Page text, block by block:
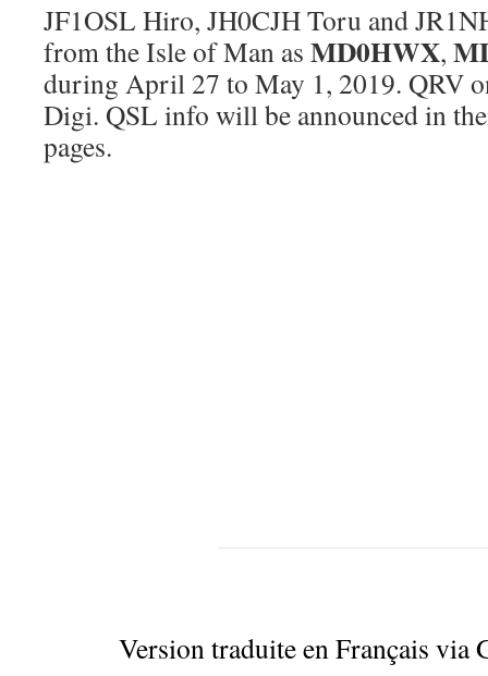
JF1OSL Hiro, JH0CJH Toru and
from the Isle of Man as MD0HWX,
during April 27 to May 1, 2019. QRV
Digi. QSL info will be announced in
pages.
Version traduite en Français via